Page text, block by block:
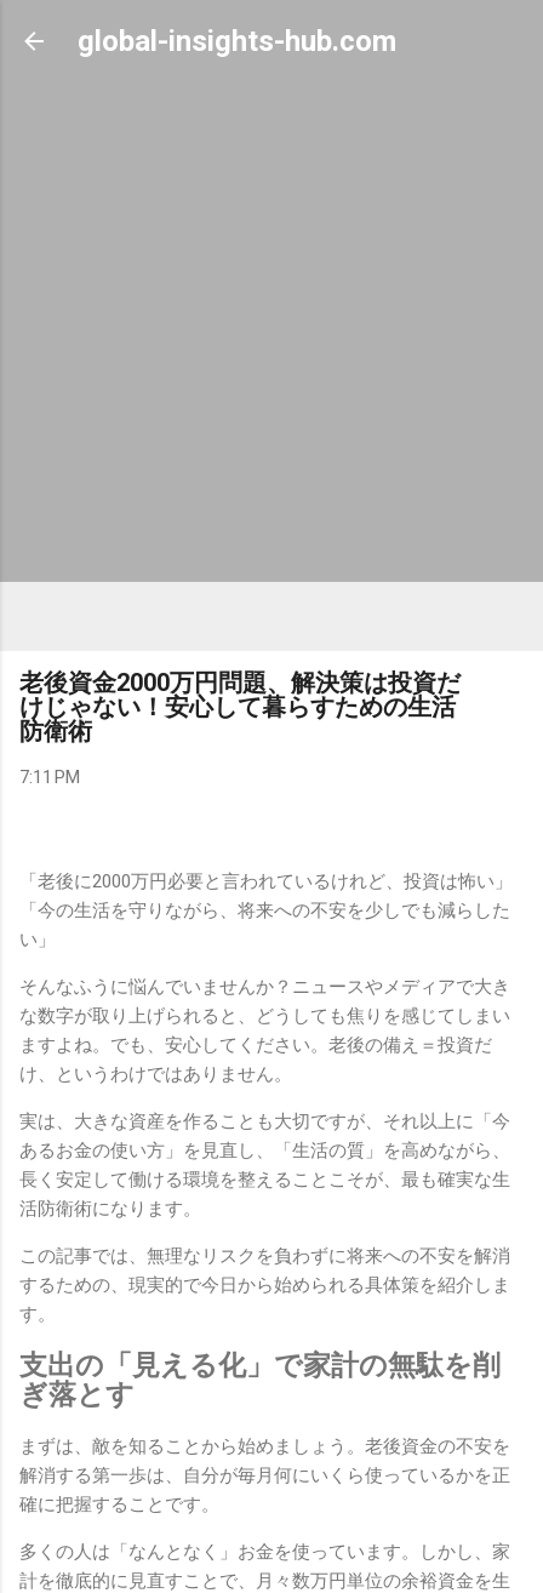
Skip to main content
global-insights-hub.com
老後資金2000万円問題、解決策は投資だ
けじゃない！安心して暮らすための生活
防衛術
7:11 PM
「老後に2000万円必要と言われているけれど、投資は怖い」
「今の生活を守りながら、将来への不安を少しでも減らした
い」
そんなふうに悩んでいませんか？ニュースやメディアで大き
な数字が取り上げられると、どうしても焦りを感じてしまい
ますよね。でも、安心してください。老後の備え＝投資だ
け、というわけではありません。
実は、大きな資産を作ることも大切ですが、それ以上に「今
あるお金の使い方」を見直し、「生活の質」を高めながら、
長く安定して働ける環境を整えることこそが、最も確実な生
活防衛術になります。
この記事では、無理なリスクを負わずに将来への不安を解消
するための、現実的で今日から始められる具体策を紹介しま
す。
支出の「見える化」で家計の無駄を削
ぎ落とす
まずは、敵を知ることから始めましょう。老後資金の不安を
解消する第一歩は、自分が毎月何にいくら使っているかを正
確に把握することです。
多くの人は「なんとなく」お金を使っています。しかし、家
計を徹底的に見直すことで、月々数万円単位の余裕資金を生